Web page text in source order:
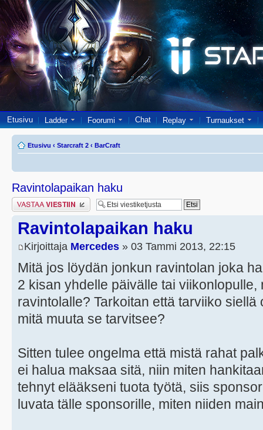
Etusivu Ladder Foorumi Chat Replay Turnaukset
Etusivu ‹ Starcraft 2 ‹ BarCraft
Ravintolapaikan haku
Lähetä vastaus
Ravintolapaikan haku
Kirjoittaja Mercedes » 03 Tammi 2013, 22:15
Mitä jos löydän jonkun ravintolan joka
2 kisan yhdelle päivälle tai
ravintolalle? Tarkoitan että tarviiko
mitä muuta se tarvitsee?
Sitten tulee ongelma että mistä rahat
ei halua maksaa sitä, niin miten
tehnyt elääkseni tuota työtä, siis
luvata tälle sponsorille, miten niiden